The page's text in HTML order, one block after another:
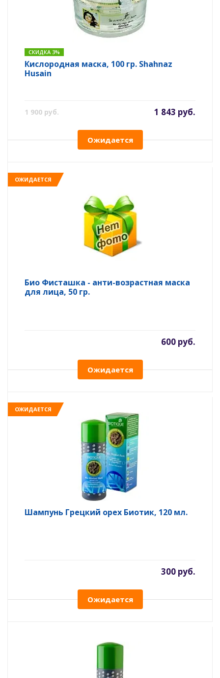
СКИДКА 3%
Кислородная маска, 100 гр. Shahnaz
Husain
1 900 руб. 1 843 руб.
Ожидается
ОЖИДАЕТСЯ
Био Фисташка - анти-возрастная маска
для лица, 50 гр.
600 руб.
Ожидается
ОЖИДАЕТСЯ
Шампунь Грецкий орех Биотик, 120 мл.
300 руб.
Ожидается